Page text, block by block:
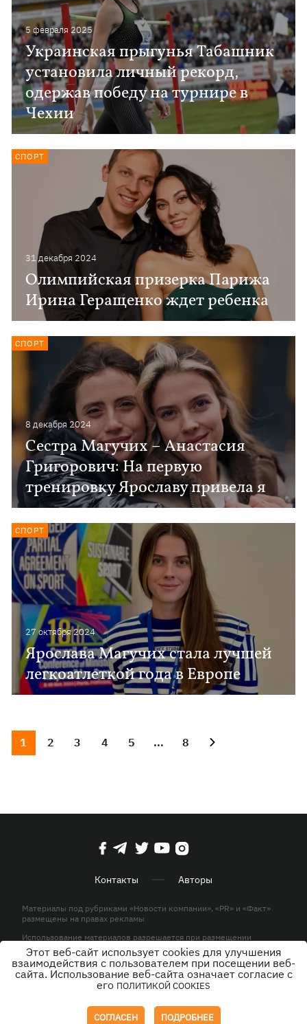
5 февраля 2025
Украинская прыгунья Табашник
установила личный рекорд,
одержав победу на турнире в
Чехии
31 декабря 2024
Олимпийская призерка Парижа
Ирина Геращенко ждет ребенка
СПОРТ
8 декабря 2024
Сестра Магучих – Анастасия
Григорович: На первую
тренировку Ярославу привела я
СПОРТ
27 октября 2024
Ярослава Магучих стала лучшей
легкоатлеткой года в Европе
СПОРТ
1 2 3 4 5 ... 8
Контакты Авторы
Материалы под рубриками «Новости компании», «PR» и «Факт»
размещены на правах рекламы
Использование материалов разрешается при размещении
активной гиперссылки на KP.UA в первом абзаце.
© ООО «ЮЛАВ МЕДИА»,2026. Все права защищены.
Этот веб-сайт использует cookies для улучшения
взаимодействия с пользователем при посещении веб-
сайта. Использование веб-сайта означает согласие с
его ПОЛИТИКОЙ COOKIES
СОГЛАСЕН ПОДРОБНЕЕ